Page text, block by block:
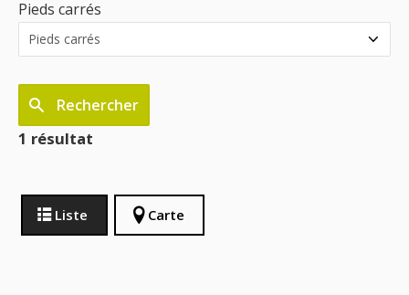
Pieds carrés
Rechercher
1 résultat
Liste Carte